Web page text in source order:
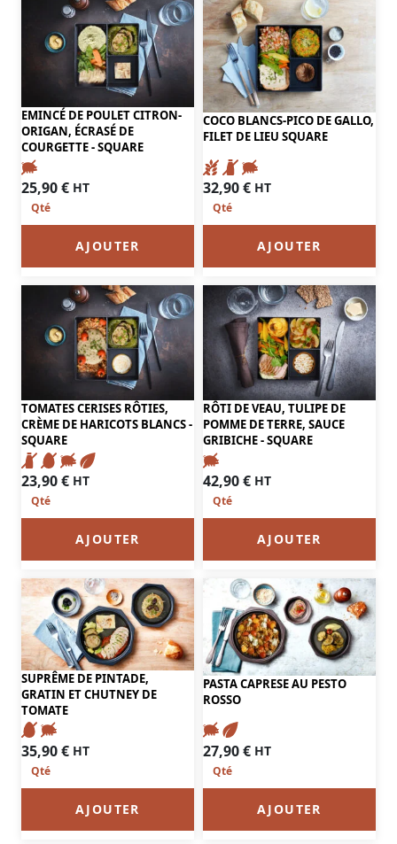
EMINCÉ DE POULET CITRON-
ORIGAN, ÉCRASÉ DE
COURGETTE - SQUARE
25,90€ HT
AJOUTER
COCO BLANCS-PICO DE GALLO,
FILET DE LIEU SQUARE
32,90€ HT
AJOUTER
TOMATES CERISES RÔTIES,
CRÈME DE HARICOTS BLANCS -
SQUARE
23,90€ HT
AJOUTER
RÔTI DE VEAU, TULIPE DE
POMME DE TERRE, SAUCE
GRIBICHE - SQUARE
42,90€ HT
AJOUTER
SUPRÊME DE PINTADE,
GRATIN ET CHUTNEY DE
TOMATE
35,90€ HT
AJOUTER
PASTA CAPRESE AU PESTO
ROSSO
27,90€ HT
AJOUTER